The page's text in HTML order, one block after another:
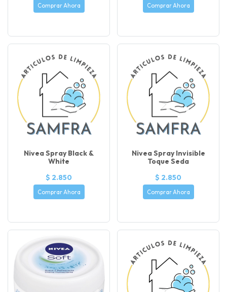
Comprar Ahora Comprar Ahora
Nivea Spray Black &
White
$ 2.850
Comprar Ahora
Nivea Spray Invisible
Toque Seda
$ 2.850
Comprar Ahora